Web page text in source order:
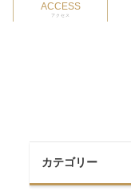
ACCESS
アクセス
カテゴリー